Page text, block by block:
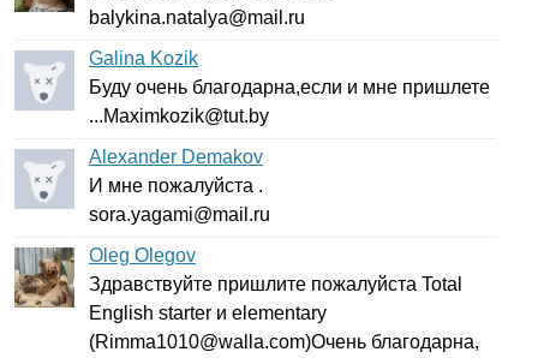
balykina.natalya@mail .ru
Galina Kozik
Буду очень благодарна,если и мне пришлете
...Maximkozik@tut.by
Alexander Demakov
И мне пожалуйста .
sora.yagami@mail .ru
Oleg Olegov
Здравствуйте пришлите пожалуйста Total
English starter и elementary
(Rimma1010@walla.com)Очень благодарна,